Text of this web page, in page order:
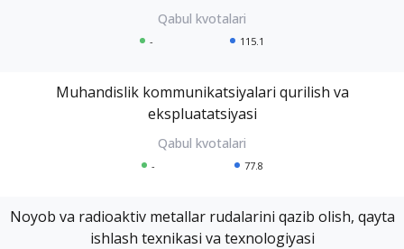
- 115.1
Muhandislik kommunikatsiyalari qurilish va
ekspluatatsiyasi
- 77.8
Noyob va radioaktiv metallar rudalarini qazib olish, qayta
ishlash texnikasi va texnologiyasi